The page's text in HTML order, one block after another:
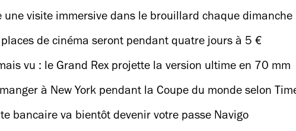
une visite immersive dans le brouillard chaque dimanche
de cinéma seront pendant quatre jours à 5 €
vu : le Grand Rex projette la version ultime en 70 mm
à New York pendant la Coupe du monde selon
bancaire va bientôt devenir votre passe Navigo